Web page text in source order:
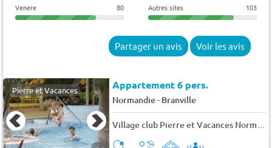
Venere 80 Autres sites 103
Partager un avis Voir les avis
Pierre et Vacances Appartement 6 pers.
Normandie- Branville